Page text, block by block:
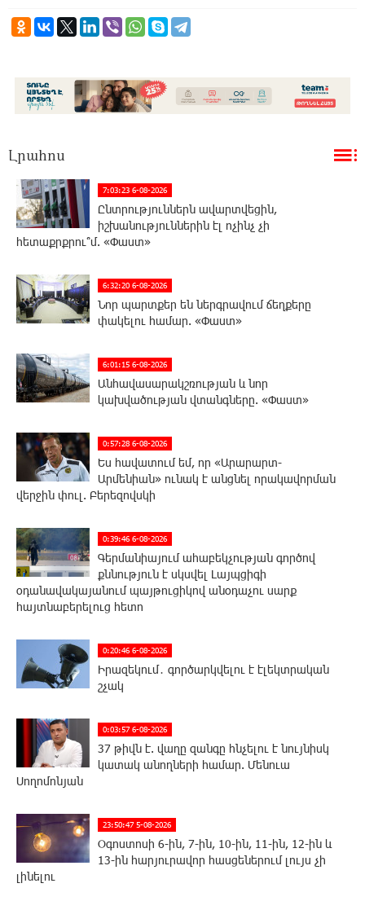
Լրահոս
7:03:23 6-08-2026
Ընտրություններն ավարտվեցին,
իշխանություններին էլ ոչինչ չի
հետաքրքրու՞մ. «Փաստ»
6:32:20 6-08-2026
Նոր պարտքեր են ներգրավում ճեղքերը
փակելու համար. «Փաստ»
6:01:15 6-08-2026
Անհավասարակշռության և նոր
կախվածության վտանգները. «Փաստ»
0:57:28 6-08-2026
Ես հավատում եմ, որ «Արարարտ-
Արմենիան» ունակ է անցնել որակավորման
վերջին փուլ. Բերեզովսկի
0:39:46 6-08-2026
Գերմանիայում ահաբեկչության գործով
քննություն է սկսվել Լայպցիգի
օդանավակայանում պայթուցիկով անօդաչու սարք
հայտնաբերելուց հետո
0:20:46 6-08-2026
Իրազեկում․ գործարկվելու է էլեկտրական
շչակ
0:03:57 6-08-2026
37 թիվն է. վաղը զանգը հնչելու է նույնիսկ
կատակ անողների համար. Մենուա
Սողոմոնյան
23:50:47 5-08-2026
Օգոստոսի 6-ին, 7-ին, 10-ին, 11-ին, 12-ին և
13-ին հարյուրավոր հասցեներում լույս չի
լինելու